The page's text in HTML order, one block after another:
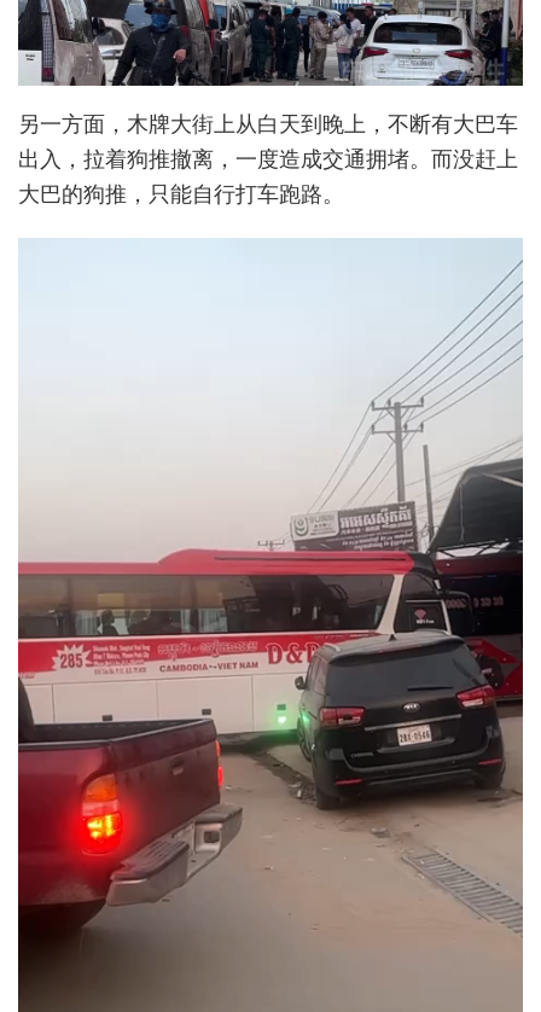
另一方面，木牌大街上从白天到晚上，不断有大巴车
出入，拉着狗推撤离，一度造成交通拥堵。而没赶上
大巴的狗推，只能自行打车跑路。